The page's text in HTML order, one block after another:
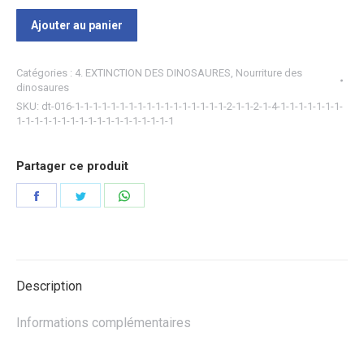
Ajouter au panier
Catégories : 4. EXTINCTION DES DINOSAURES, Nourriture des
dinosaures
SKU: dt-016-1-1-1-1-1-1-1-1-1-1-1-1-1-1-1-1-1-2-1-1-2-1-4-1-1-1-1-1-1-1-
1-1-1-1-1-1-1-1-1-1-1-1-1-1-1-1-1-1
Partager ce produit
Partager Partager
Description
Informations complémentaires